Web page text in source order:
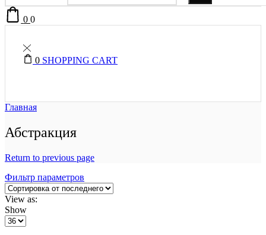
00
0 SHOPPING CART
Главная
Абстракция
Return to previous page
Фильтр параметров
View as:
Show